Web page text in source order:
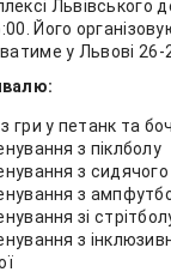
Львівського
Його
у Львові 26-
гри у петанк та
з піклболу
з
з
зі
з